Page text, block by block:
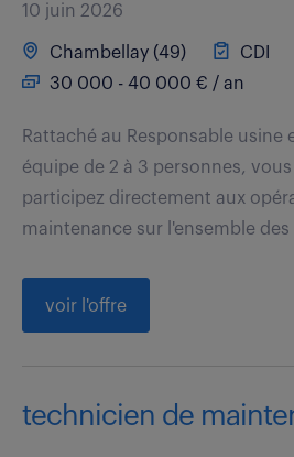
10 juin 2026
Chambellay (49)
CDI
30 000 - 40 000 € / an
Rattaché au Responsable usine
équipe de 2 à 3 personnes,
participez directement aux
maintenance sur l'ensemble
voir l'offre
technicien de